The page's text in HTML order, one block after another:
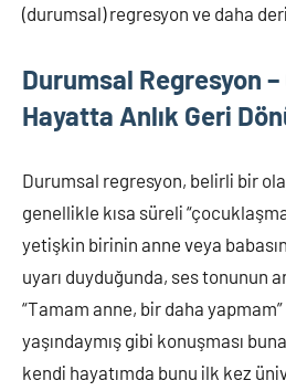
(durumsal) regresyon ve daha
Durumsal Regresyon
Hayatta Anlık Geri
Durumsal regresyon, belirli bir
genellikle kısa süreli
yetişkin birinin anne veya
uyarı duyduğunda, ses tonunun
“Tamam anne, bir daha
yaşındaymış gibi konuşması
kendi hayatımda bunu ilk kez